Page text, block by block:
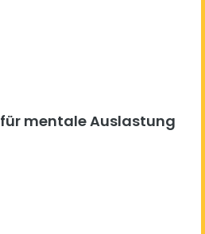
für mentale Auslastung